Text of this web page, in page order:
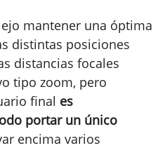
mantener una óptima
distintas posiciones
distancias focales
tipo zoom, pero
final es
portar un único
encima varios